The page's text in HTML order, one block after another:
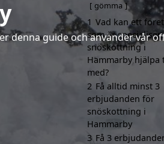
denna guide och använder vår
gömma
1 Vad kan ett
som är
snöskottning i
Hammarby hjälpa
med?
2 Få alltid minst 3
erbjudanden för
snöskottning i
Hammarby
3 Få 3